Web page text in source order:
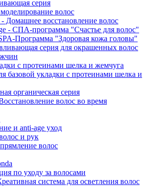
серия
волос
Домашнее восстановление волос
- СПА-программа "Счастье для волос"
Программа "Здоровая кожа головы"
серия для окрашенных волос
с протеинами шелка и жемчуга
базовой укладки с протеинами шелка и
органическая серия
волос во время
и anti-age уход
и рук
волос
по уходу за волосами
система для осветления волос